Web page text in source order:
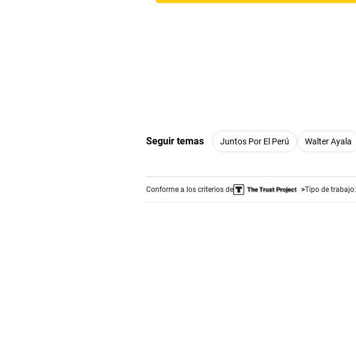
Seguir temas Juntos Por El Perú Walter Ayala
Conforme a los criterios de Tipo de trabajo: